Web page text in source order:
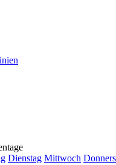
Dienstag Mittwoch